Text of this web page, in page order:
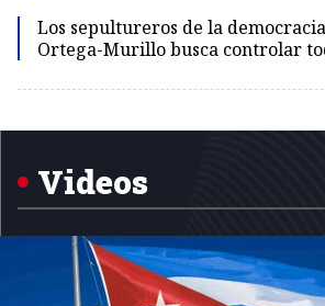
Los sepultureros de la
Ortega-Murillo busca controlar
Videos